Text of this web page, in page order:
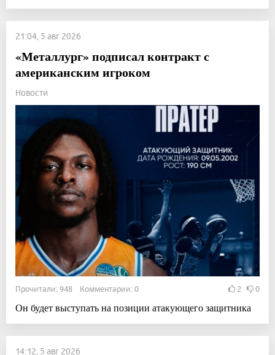
21:04, 5 авг 2026
«Металлург» подписал контракт с
американским игроком
Новости
Прочитали: 948 Комментарии: 0 2 0
Он будет выступать на позиции атакующего защитника
14:12, 5 авг 2026